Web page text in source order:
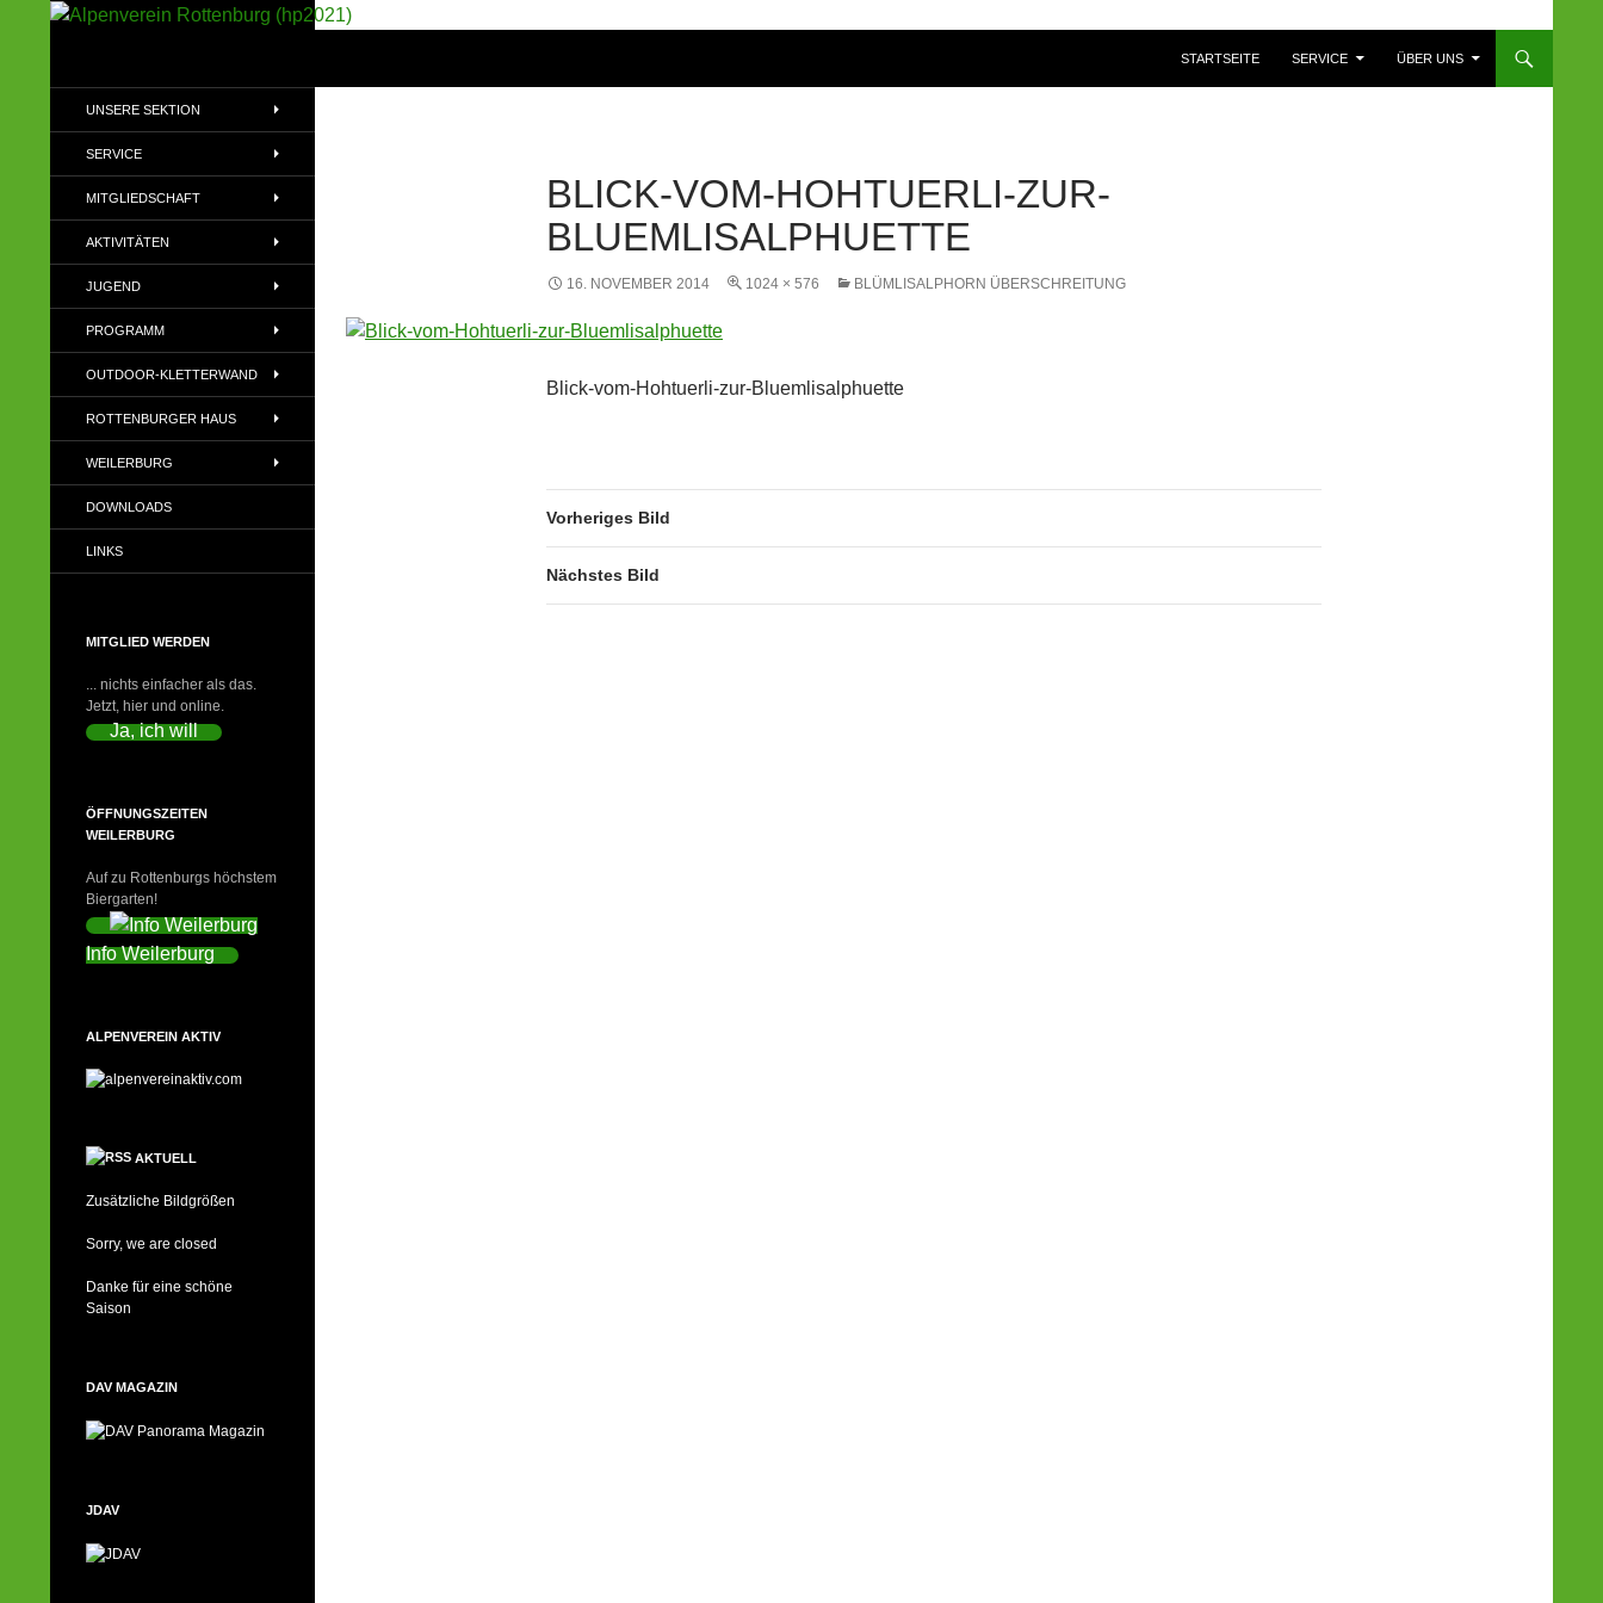
STARTSEITE
SERVICE ÜBER UNS
BLICK-VOM-HOHTUERLI-ZUR-
BLUEMLISALPHUETTE
16. NOVEMBER 2014 1024 × 576 BLÜMLISALPHORN ÜBERSCHREITUNG
Blick-vom-Hohtuerli-zur-Bluemlisalphuette
Vorheriges Bild
Nächstes Bild
(DAV)
UNSERE SEKTION
SERVICE
MITGLIEDSCHAFT
AKTIVITÄTEN
JUGEND
PROGRAMM
OUTDOOR-KLETTERWAND
ROTTENBURGER HAUS
WEILERBURG
DOWNLOADS
LINKS
MITGLIED WERDEN
... nichts einfacher als das.
Jetzt, hier und online.
Ja, ich will
ÖFFNUNGSZEITEN
WEILERBURG
Auf zu Rottenburgs höchstem
Biergarten!
Info Weilerburg
ALPENVEREIN AKTIV
AKTUELL
Zusätzliche Bildgrößen
Sorry, we are closed
Danke für eine schöne
Saison
DAV MAGAZIN
JDAV